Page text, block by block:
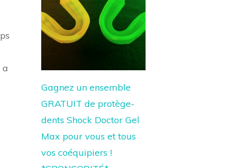
Gagnez un ensemble
GRATUIT de protège-
dents Shock Doctor Gel
Max pour vous et tous
vos coéquipiers !